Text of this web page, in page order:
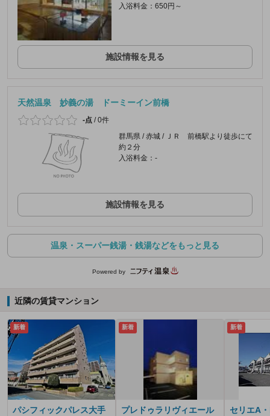
入浴料金：650円～
施設情報を見る
天然温泉 妙義の湯 ドーミーイン前橋
-点 /0件
群馬県 / 赤城 / ＪＲ 前橋駅より徒歩にて
約２分
入浴料金：-
施設情報を見る
温泉・スーパー銭湯・銭湯などをもっと見る
Powered by
近隣の賃貸マンション
新着
パシフィックパレス大手
新着
プレドゥラリヴィエール
新着
セリエA